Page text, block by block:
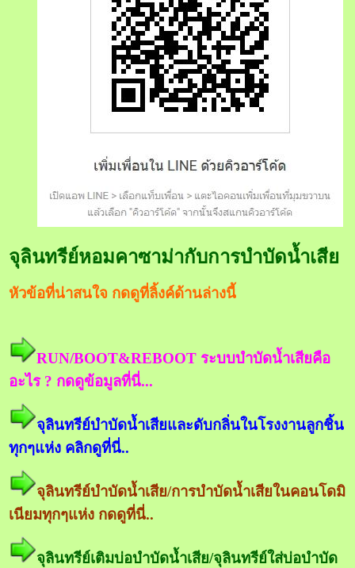
จุลินทรีย์หอมคาซาม่ากับการบำบัดน้ำเสีย
หัวข้อที่น่าสนใจ กดดูที่ลิ้งค์ด้านล่างนี้
RUN/BOOT&REBOOT ระบบบำบัดน้ำเสียคือ
อะไร ? กดดูข้อมูลที่นี่...
จุลินทรีย์บำบัดน้ำเสียและดับกลิ่นในโรงงานลูกชิ้น
ทุกๆแห่ง คลิกดูที่นี่..
จุลินทรีย์บำบัดน้ำเสีย/การบำบัดน้ำเสียในคอนโดมิ
เนียมทุกๆแห่ง กดดูที่นี่..
จุลินทรีย์เติมบ่อบำบัดน้ำเสีย/จุลินทรีย์ใส่บ่อบำบัด